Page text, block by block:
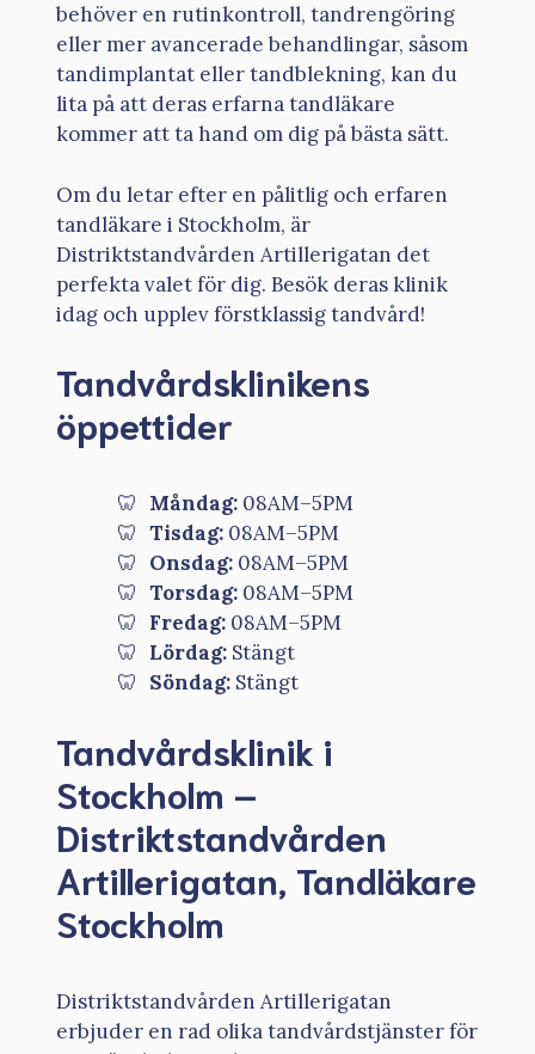
behöver en rutinkontroll, tandrengöring
eller mer avancerade behandlingar, såsom
tandimplantat eller tandblekning, kan du
lita på att deras erfarna tandläkare
kommer att ta hand om dig på bästa sätt.
Om du letar efter en pålitlig och erfaren
tandläkare i Stockholm, är
Distriktstandvården Artillerigatan det
perfekta valet för dig. Besök deras klinik
idag och upplev förstklassig tandvård!
Tandvårdsklinikens
öppettider
Måndag: 08AM–5PM
Tisdag: 08AM–5PM
Onsdag: 08AM–5PM
Torsdag: 08AM–5PM
Fredag: 08AM–5PM
Lördag: Stängt
Söndag: Stängt
Tandvårdsklinik i
Stockholm –
Distriktstandvården
Artillerigatan, Tandläkare
Stockholm
Distriktstandvården Artillerigatan
erbjuder en rad olika tandvårdstjänster för